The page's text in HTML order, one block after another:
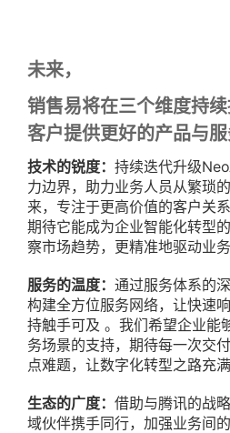
未来，
销售易将在三个维度持
客户提供更好的产品与服
技术的锐度： 持续迭代升级
力边界，助力业务人员从繁琐
来，专注于更高价值的客户关
期待它能成为企业智能化转型
察市场趋势，更精准地驱动业务
服务的温度： 通过服务体系的
构建全方位服务网络，让快速
持触手可及 。我们希望企业能
务场景的支持，期待每一次交
点难题，让数字化转型之路充满
生态的广度： 借助与腾讯的战
域伙伴携手同行， 加强业务间